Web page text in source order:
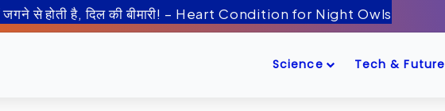
जगने से होती है, दिल की बीमारी! – Heart Condition for Night Owls
Science Tech & Future